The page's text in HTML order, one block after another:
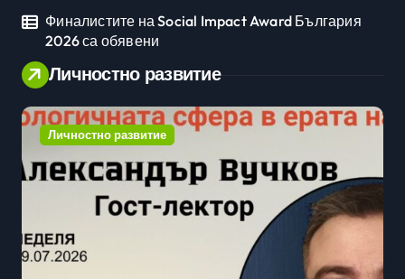
Финалистите на Social Impact Award България
2026 са обявени
Личностно развитие
Личностно развитие